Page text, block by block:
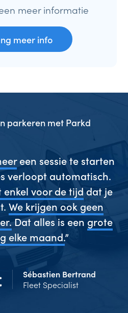
meer informatie
meer info
parkeren met Parkd
een sessie te starten
verloopt automatisch.
enkel voor de tijddat je
We krijgen ook geen
Dat alles is een grote
elke maand.”
Sébastien Bertrand
Fleet Specialist